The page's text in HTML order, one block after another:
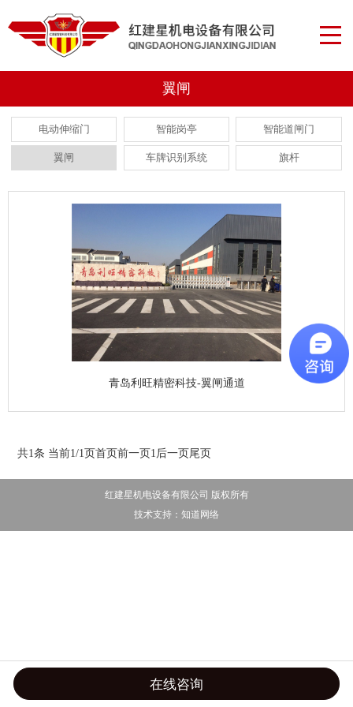
翼闸
电动伸缩门 智能岗亭 智能道闸门
翼闸 车牌识别系统 旗杆
青岛利旺精密科技-翼闸通道
共1条 当前1/1页首页前一页1 后一页尾页
红建星机电设备有限公司 版权所有
技术支持： 知道网络
在线咨询